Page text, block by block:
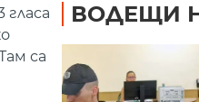
са
ВОДЕЩИ